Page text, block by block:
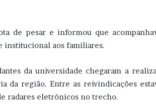
de pesar e informou que
institucional aos familiares.
da universidade chegaram a
da região. Entre as reivindicações
radares eletrônicos no trecho.